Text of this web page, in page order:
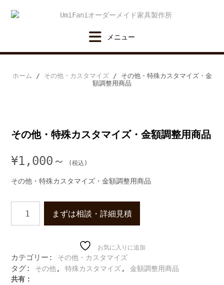
ホーム / その他・カスタマイズ/ その他・特殊カスタマイズ・金
額調整用商品
その他・特殊カスタマイズ・金額調整用商品
¥1,000～
その他・特殊カスタマイズ・金額調整用商品
他・
カ
ス
タ
まずは相談・詳細見積
お気に入りに追加
カテゴリー: その他・カスタマイズ
タグ: その他, 特殊カスタマイズ, 金額調整用商品
共有：